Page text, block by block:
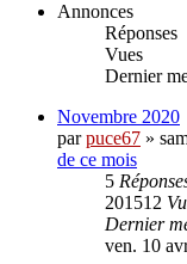
Annonces
Réponses
Vues
Dernier
Novembre 2020
parpuce67 »
de ce mois
5
201512
Dernier
ven. 10